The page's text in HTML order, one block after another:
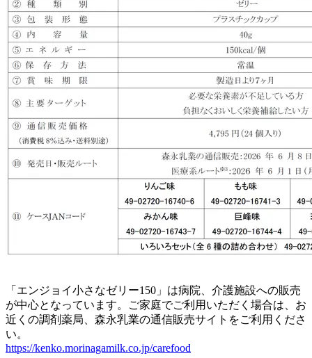
「エンジョイ小さなゼリー150」は病院、介護施設への販売
が中心となっています。ご家庭でご利用いただく場合は、お
近くの調剤薬局、森永乳業の通信販売サイトをご利用くださ
い。
https://kenko.morinagamilk.co.jp/carefood